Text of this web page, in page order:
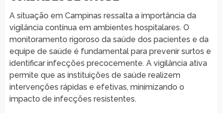
A situação em Campinas ressalta a importância da
vigilância contínua em ambientes hospitalares. O
monitoramento rigoroso da saúde dos pacientes e da
equipe de saúde é fundamental para prevenir surtos e
identificar infecções precocemente. A vigilância ativa
permite que as instituições de saúde realizem
intervenções rápidas e efetivas, minimizando o
impacto de infecções resistentes.